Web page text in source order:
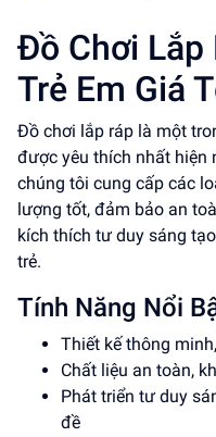
Đồ Chơi Lắp
Trẻ Em Giá
Đồ chơi lắp ráp là một
được yêu thích nhất hiện
chúng tôi cung cấp các
lượng tốt, đảm bảo an
kích thích tư duy sáng
trẻ.
Tính Năng Nổi
Thiết kế thông
Chất liệu an toàn,
Phát triển tư duy
đề